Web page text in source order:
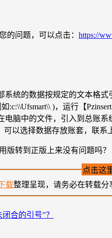
的问题，可以点击： https://
统的数据按规定的文本格
)，运行【
脑中的文件，引入到总账
以选择数据存放账套，联
版转到正版上来没有问题吗？
点击这
载整理呈现，请务必在转载分
合的引号”？